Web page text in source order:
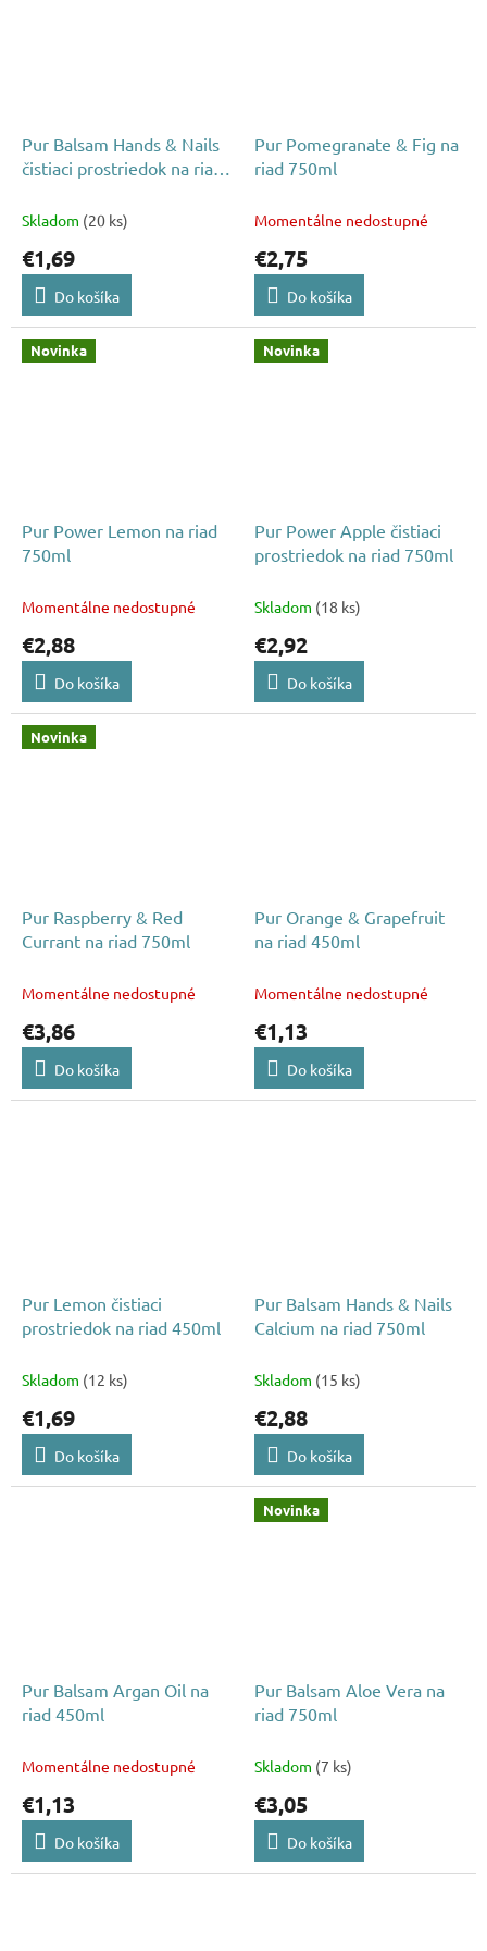
Pur Balsam Hands & Nails
čistiaci prostriedok na riad
Skladom (20 ks)
€1,69
Do košíka
Pur Pomegranate & Fig na
riad 750ml
Momentálne nedostupné
€2,75
Do košíka
Novinka
Pur Power Lemon na riad
750ml
Momentálne nedostupné
€2,88
Do košíka
Novinka
Pur Power Apple čistiaci
prostriedok na riad 750ml
Skladom (18 ks)
€2,92
Do košíka
Novinka
Pur Raspberry & Red
Currant na riad 750ml
Momentálne nedostupné
€3,86
Do košíka
Pur Orange & Grapefruit
na riad 450ml
Momentálne nedostupné
€1,13
Do košíka
Pur Lemon čistiaci
prostriedok na riad 450ml
Skladom (12 ks)
€1,69
Do košíka
Pur Balsam Hands & Nails
Calcium na riad 750ml
Skladom (15 ks)
€2,88
Do košíka
Pur Balsam Argan Oil na
riad 450ml
Momentálne nedostupné
€1,13
Do košíka
Novinka
Pur Balsam Aloe Vera na
riad 750ml
Skladom (7 ks)
€3,05
Do košíka